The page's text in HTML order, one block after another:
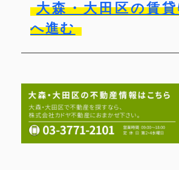
大森・大田区の賃
へ進む